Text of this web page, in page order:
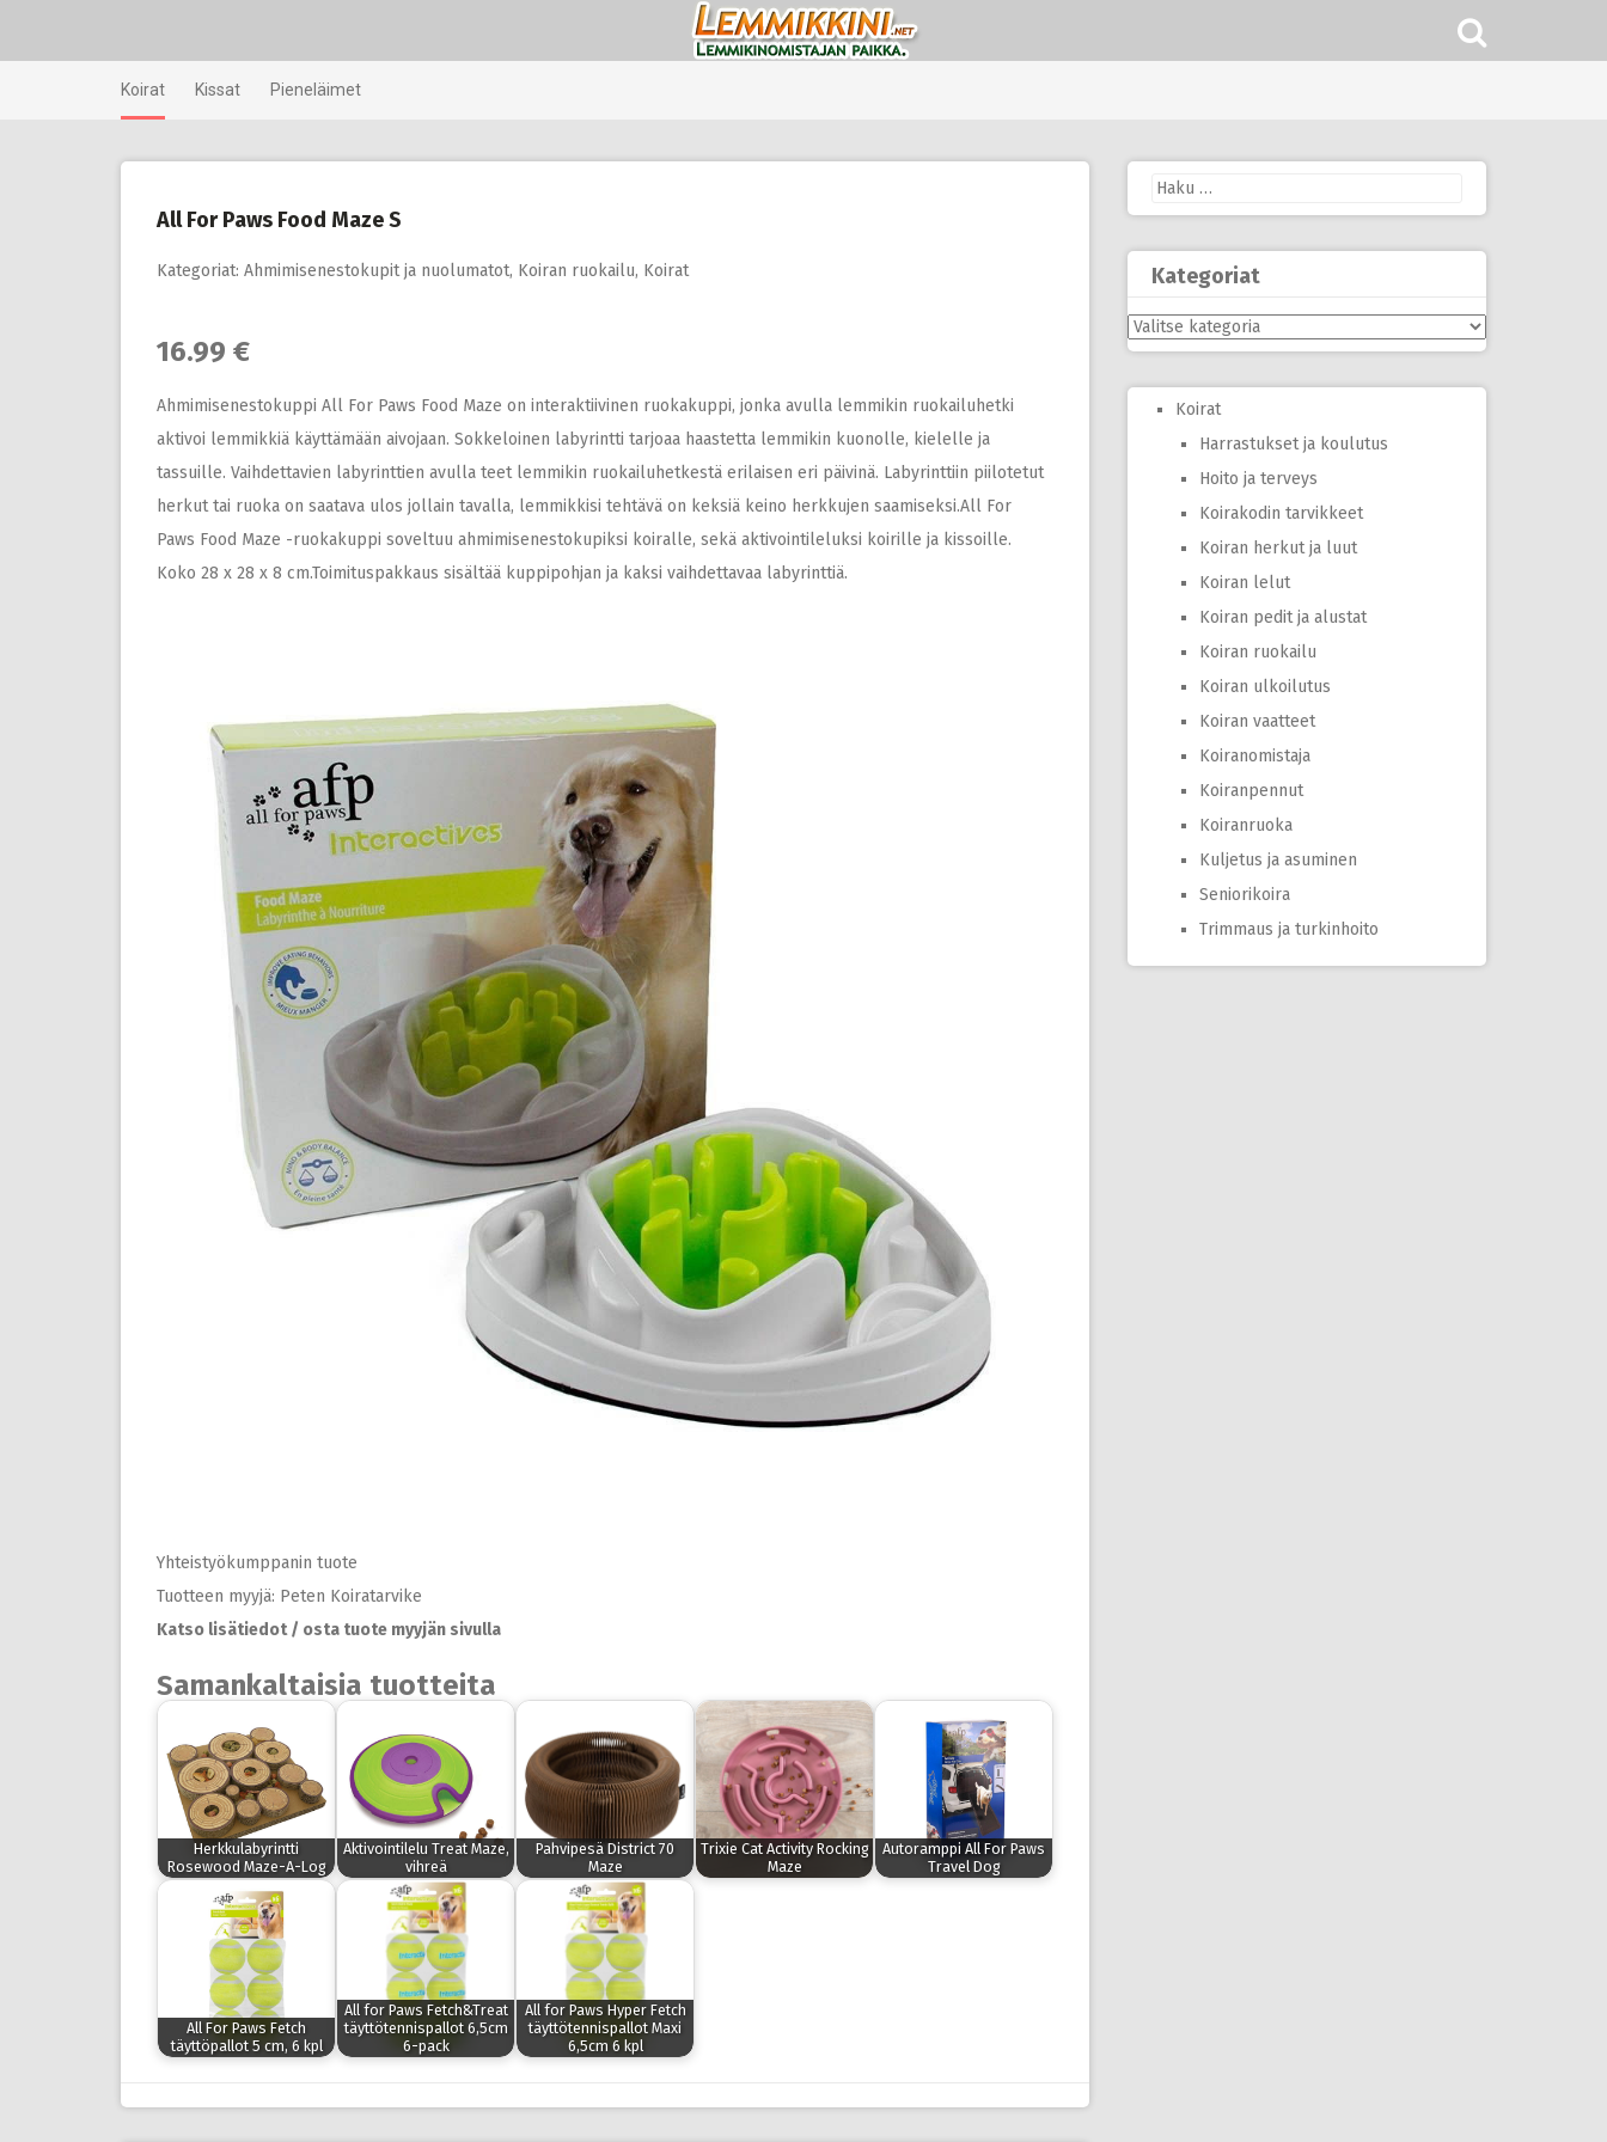
Koirat Kissat Pieneläimet
All For Paws Food Maze S
Kategoriat: Ahmimisenestokupit ja nuolumatot, Koiran ruokailu, Koirat
16.99 €
Ahmimisenestokuppi All For Paws Food Maze on interaktiivinen ruokakuppi, jonka avulla lemmikin ruokailuhetki
aktivoi lemmikkiä käyttämään aivojaan. Sokkeloinen labyrintti tarjoaa haastetta lemmikin kuonolle, kielelle ja
tassuille. Vaihdettavien labyrinttien avulla teet lemmikin ruokailuhetkestä erilaisen eri päivinä. Labyrinttiin piilotetut
herkut tai ruoka on saatava ulos jollain tavalla, lemmikkisi tehtävä on keksiä keino herkkujen saamiseksi.All For
Paws Food Maze -ruokakuppi soveltuu ahmimisenestokupiksi koiralle, sekä aktivointileluksi koirille ja kissoille.
Koko 28 x 28 x 8 cm.Toimituspakkaus sisältää kuppipohjan ja kaksi vaihdettavaa labyrinttiä.
Yhteistyökumppanin tuote
Tuotteen myyjä: Peten Koiratarvike
Katso lisätiedot / osta tuote myyjän sivulla
Samankaltaisia tuotteita
Herkkulabyrintti
Rosewood Maze-A-Log
Aktivointilelu Treat Maze,
vihreä
Pahvipesä District 70
Maze
Trixie Cat Activity Rocking
Maze
Autoramppi All For Paws
Travel Dog
All For Paws Fetch
täyttöpallot 5 cm, 6 kpl
All for Paws Fetch&Treat
täyttötennispallot 6,5cm
6-pack
All for Paws Hyper Fetch
täyttötennispallot Maxi
6,5cm 6 kpl
Haku:
Kategoriat
Kategoriat
Koirat
Harrastukset ja koulutus
Hoito ja terveys
Koirakodin tarvikkeet
Koiran herkut ja luut
Koiran lelut
Koiran pedit ja alustat
Koiran ruokailu
Koiran ulkoilutus
Koiran vaatteet
Koiranomistaja
Koiranpennut
Koiranruoka
Kuljetus ja asuminen
Seniorikoira
Trimmaus ja turkinhoito